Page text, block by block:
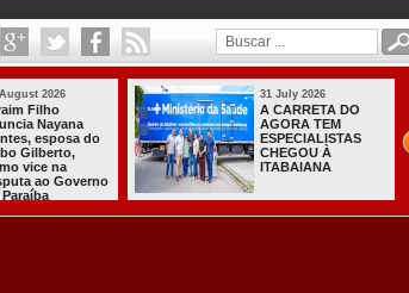
31 July 2026
Sistema do TSE
registra primeiras
candidaturas na
Paraíba